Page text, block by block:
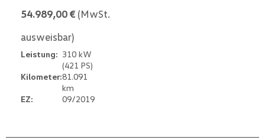
54.989,00 € (MwSt.
ausweisbar)
Leistung: 310 kW
(421 PS)
Kilometer:81.091
km
EZ:
09/2019